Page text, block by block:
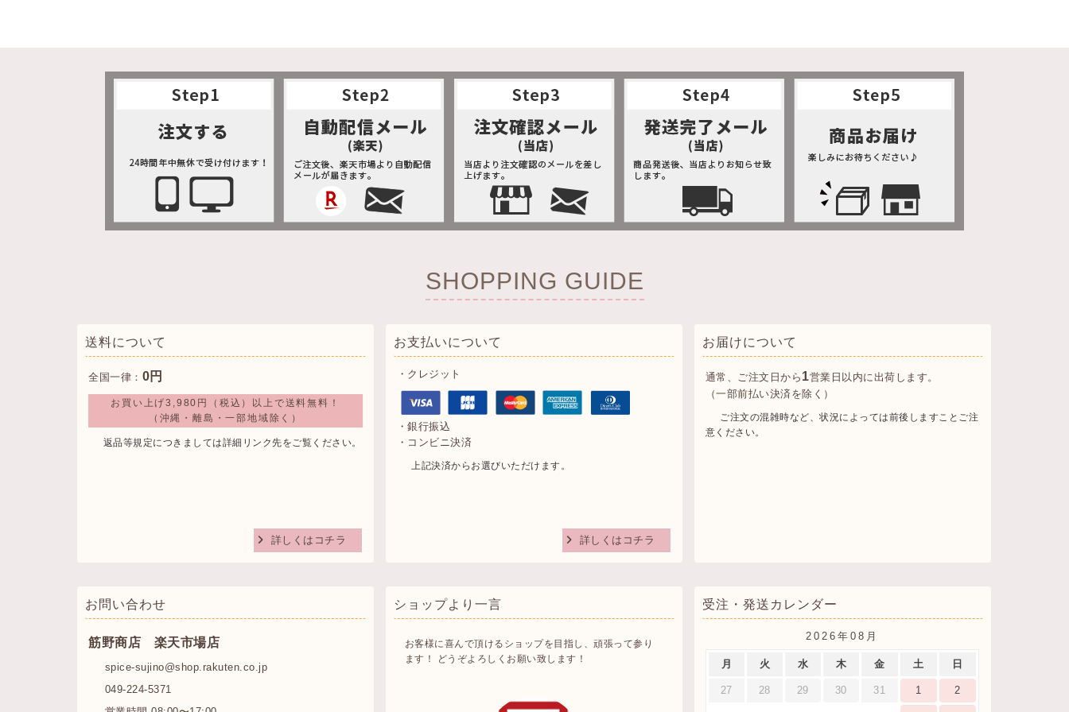
SHOPPING GUIDE
送料について
全国一律： 0円
お買い上げ3,980円（税込）以上で送料無料！
（沖縄・離島・一部地域除く）
返品等規定につきましては詳細リンク先をご覧ください。
詳しくはコチラ
お支払いについて
・クレジット
・銀行振込
・コンビニ決済
上記決済からお選びいただけます。
詳しくはコチラ
お届けについて
通常、ご注文日から 1営業日以内に出荷します。
（一部前払い決済を除く）
ご注文の混雑時など、状況によっては前後しますことご注
意ください。
お問い合わせ
筋野商店 楽天市場店
spice-sujino@shop.rakuten.co.jp
049-224-5371
ショップより一言
お客様に喜んで頂けるショップを目指し、頑張って参り
ます！ どうぞよろしくお願い致します！
受注・発送カレンダー
2026年08月
月 火 水 木 金 土 日
27 28 29 30 31 1 2